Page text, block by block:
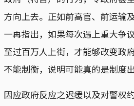
方向上去。正如前高官、前运输
一再指出，如果每次遇上重大争
至过百万人上街，才能够改变政
不能制衡，说明可能真的是制度
因应政府反应之迟缓以及对警权